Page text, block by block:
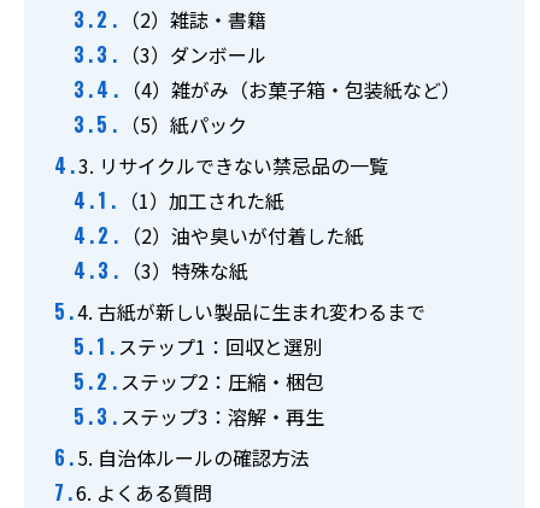
LINE簡単見積り
（2）雑誌・書籍
（3）ダンボール
（4）雑がみ（お菓子箱・包装紙など）
（5）紙パック
3. リサイクルできない禁忌品の一覧
（1）加工された紙
（2）油や臭いが付着した紙
（3）特殊な紙
4. 古紙が新しい製品に生まれ変わるまで
ステップ1：回収と選別
ステップ2：圧縮・梱包
ステップ3：溶解・再生
5. 自治体ルールの確認方法
6. よくある質問